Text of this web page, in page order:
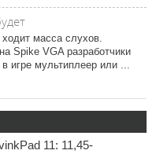
масса слухов.
Spike VGA разработчики
игре мультиплеер или ...
11: 11,45-